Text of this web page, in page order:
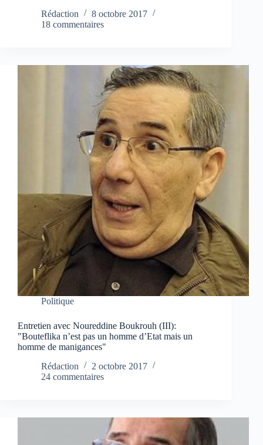
Rédaction
8 octobre 2017
18 commentaires
Politique
Entretien avec Noureddine Boukrouh (III):
"Bouteflika n’est pas un homme d’Etat mais un
homme de manigances"
Rédaction
2 octobre 2017
24 commentaires